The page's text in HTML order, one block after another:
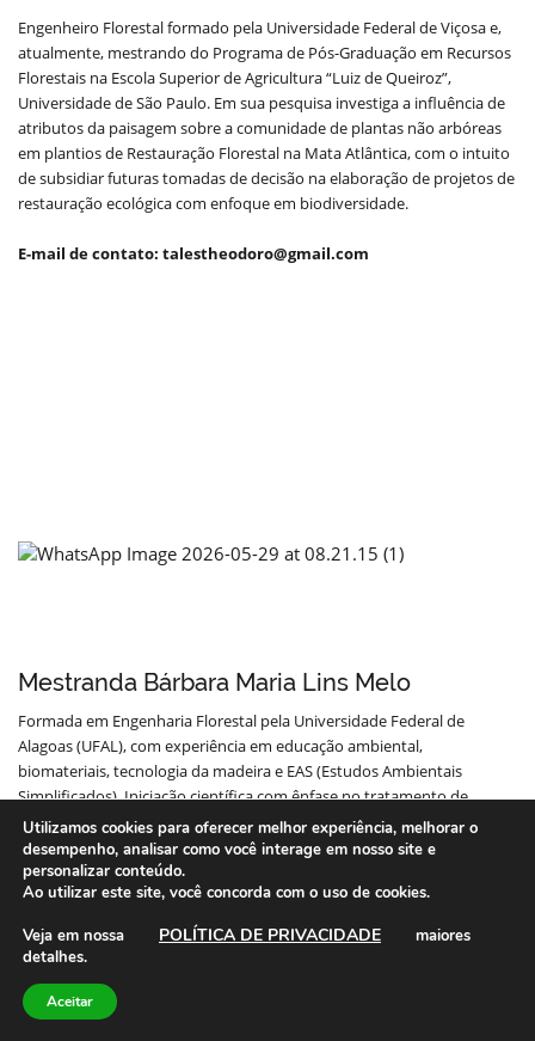
Engenheiro Florestal formado pela Universidade Federal de Viçosa e,
atualmente, mestrando do Programa de Pós-Graduação em Recursos
Florestais na Escola Superior de Agricultura “Luiz de Queiroz”,
Universidade de São Paulo. Em sua pesquisa investiga a influência de
atributos da paisagem sobre a comunidade de plantas não arbóreas
em plantios de Restauração Florestal na Mata Atlântica, com o intuito
de subsidiar futuras tomadas de decisão na elaboração de projetos de
restauração ecológica com enfoque em biodiversidade.
E-mail de contato: talestheodoro@gmail.com
Mestranda Bárbara Maria Lins Melo
Formada em Engenharia Florestal pela Universidade Federal de
Alagoas (UFAL), com experiência em educação ambiental,
biomateriais, tecnologia da madeira e EAS (Estudos Ambientais
Simplificados). Iniciação científica com ênfase no tratamento de
colmos de bambu e na seleção de parâmetros físicos e mecânicos
aplicados à bioconstrução de uma estufa agrícola em bambu. Atuação
em projetos de extensão voltados para a formação de gestores de
recursos hídricos em comunidades locais, além de atividades de
extensão junto ao NEABI (Núcleo de Estudos Afro-Brasileiros e
Indígenas), desenvolvendo ações afirmativas em Alagoas. Atualmente
dedico à pesquisa sobre a competição entre trepadeiras e árvores da
Mata Atlântica na perspectiva da restauração florestal.
Utilizamos cookies para oferecer melhor experiência, melhorar o
desempenho, analisar como você interage em nosso site e
personalizar conteúdo.
Ao utilizar este site, você concorda com o uso de cookies.
Veja em nossa
POLÍTICA DE PRIVACIDADE
maiores
detalhes.
Aceitar